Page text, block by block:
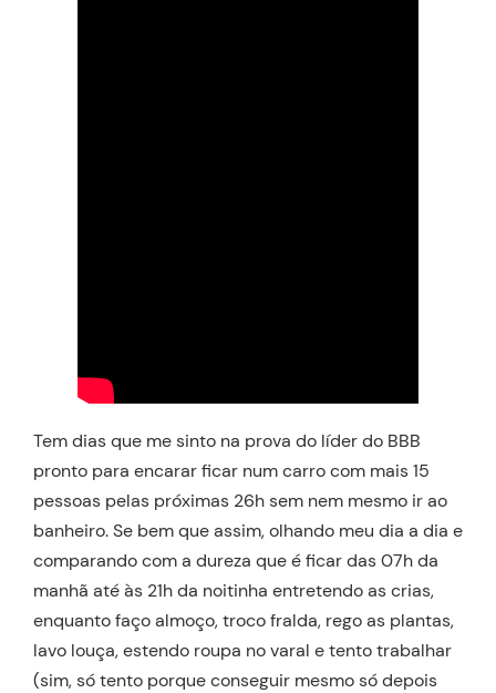
Tem dias que me sinto na prova do líder do BBB
pronto para encarar ficar num carro com mais 15
pessoas pelas próximas 26h sem nem mesmo ir ao
banheiro. Se bem que assim, olhando meu dia a dia e
comparando com a dureza que é ficar das 07h da
manhã até às 21h da noitinha entretendo as crias,
enquanto faço almoço, troco fralda, rego as plantas,
lavo louça, estendo roupa no varal e tento trabalhar
(sim, só tento porque conseguir mesmo só depois